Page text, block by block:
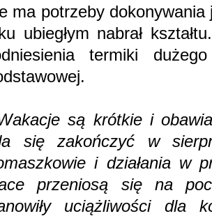
ma potrzeby
ubiegłym nabrał
termiki
są krótkie i
się zakończyć w
i działania w
przeniosą się na
uciążliwości dla